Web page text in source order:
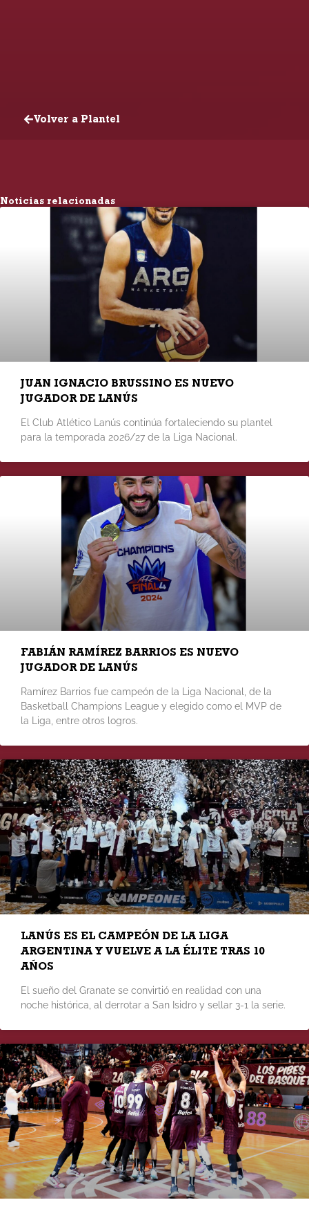
Volver a Plantel
Noticias relacionadas
JUAN IGNACIO BRUSSINO ES NUEVO
JUGADOR DE LANÚS
El Club Atlético Lanús continúa fortaleciendo su plantel
para la temporada 2026/27 de la Liga Nacional.
FABIÁN RAMÍREZ BARRIOS ES NUEVO
JUGADOR DE LANÚS
Ramírez Barrios fue campeón de la Liga Nacional, de la
Basketball Champions League y elegido como el MVP de
la Liga, entre otros logros.
LANÚS ES EL CAMPEÓN DE LA LIGA
ARGENTINA Y VUELVE A LA ÉLITE TRAS 10
AÑOS
El sueño del Granate se convirtió en realidad con una
noche histórica, al derrotar a San Isidro y sellar 3-1 la serie.